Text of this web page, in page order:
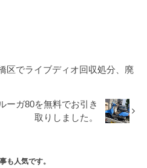
区でライブディオ回収処分、廃
ーガ80を無料でお引き
取りしました。
も人気です。